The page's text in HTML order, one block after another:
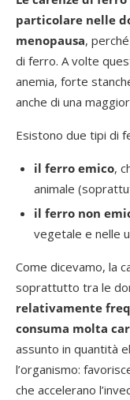
particolare nelle
menopausa,
di ferro. A volte
anemia, forte
anche di una
Esistono due tipi di
il ferro emico,
animale
il ferro non
vegetale e nelle
Come dicevamo, la
soprattutto tra le
relativamente
consuma molta
assunto in quantità
l’organismo:
che accelerano